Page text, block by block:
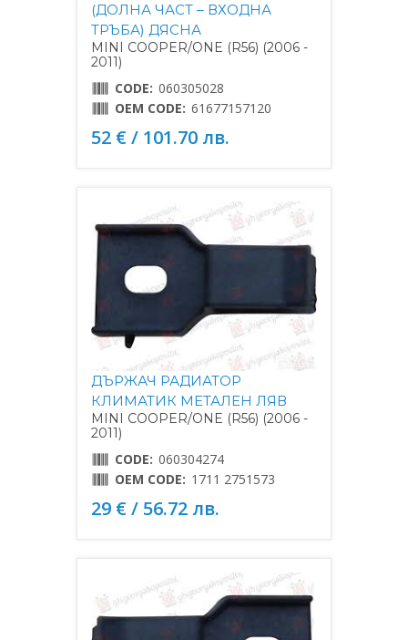
(ДОЛНА ЧАСТ – ВХОДНА
ТРЪБА) ДЯСНА
MINI COOPER/ONE (R56) (2006 -
2011)
CODE: 060305028
OEM CODE: 61677157120
52 € / 101.70 лв.
ДЪРЖАЧ РАДИАТОР
КЛИМАТИК МЕТАЛЕН ЛЯВ
MINI COOPER/ONE (R56) (2006 -
2011)
CODE: 060304274
OEM CODE: 1711 2751573
29 € / 56.72 лв.